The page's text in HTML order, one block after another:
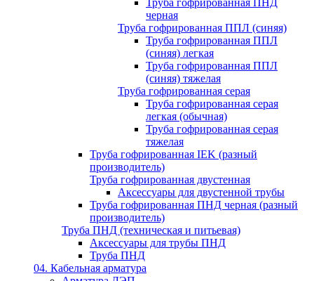
Труба гофрированная ПНД
черная
Труба гофрированная ППЛ (синяя)
Труба гофрированная ППЛ
(синяя) легкая
Труба гофрированная ППЛ
(синяя) тяжелая
Труба гофрированная серая
Труба гофрированная серая
легкая (обычная)
Труба гофрированная серая
тяжелая
Труба гофрированная IEK (разный
производитель)
Труба гофрированная двустенная
Аксессуары для двустенной трубы
Труба гофрированная ПНД черная (разный
производитель)
Труба ПНД (техническая и питьевая)
Аксессуары для трубы ПНД
Труба ПНД
04. Кабельная арматура